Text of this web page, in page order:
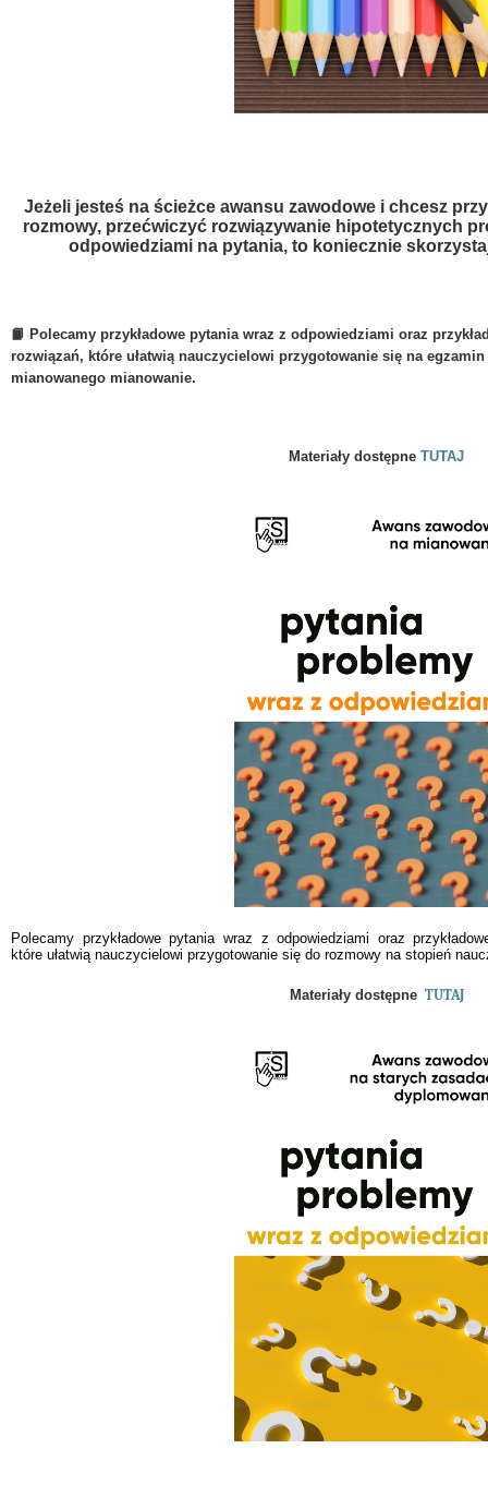
Jeżeli jesteś na ścieżce awansu zawodowe i chcesz
rozmowy, przećwiczyć rozwiązywanie hipotetycznych
odpowiedziami na pytania, to koniecznie
📙 Polecamy przykładowe pytania wraz z odpowiedziami oraz
rozwiązań, które ułatwią nauczycielowi przygotowanie się na
mianowanego mianowanie.
Materiały dostępne TUTAJ
Polecamy przykładowe pytania wraz z odpowiedziami oraz
które ułatwią nauczycielowi przygotowanie się do rozmowy na stopień
Materiały dostępne TUTAJ